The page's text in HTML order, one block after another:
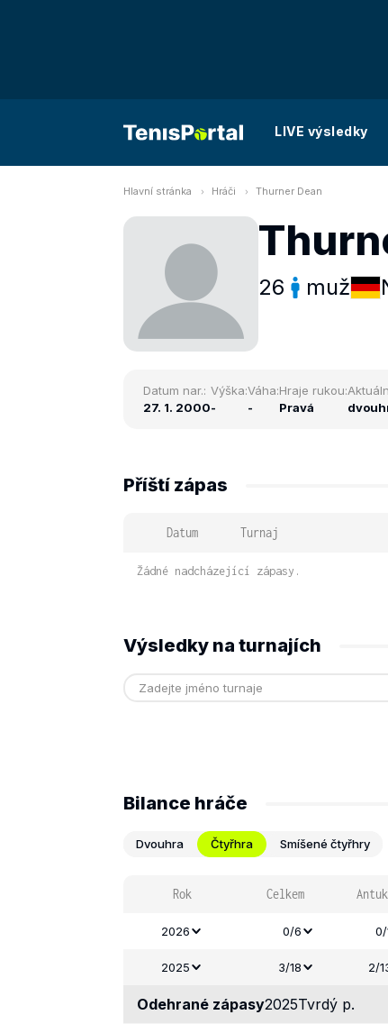
LIVE výsledky
Hlavní stránka Hráči Thurner Dean
26 muž
Datum nar.:
27. 1. 2000
Výška:
-
Váha:
-
Hraje rukou:
Pravá
Příští zápas
Datum Turnaj
Žádné nadcházející zápasy.
Výsledky na turnajích
Bilance hráče
Dvouhra Čtyřhra Smíšené čtyřhry
Rok Celkem
2026 0/6 0/
2025 3/18 2/
Odehrané zápasy2025Tvrdý p.